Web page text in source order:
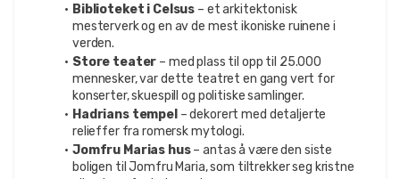
Biblioteket i Celsus – et arkitektonisk
mesterverk og en av de mest ikoniske ruinene i
verden.
Store teater – med plass til opp til 25.000
mennesker, var dette teatret en gang vert for
konserter, skuespill og politiske samlinger.
Hadrians tempel – dekorert med detaljerte
relieffer fra romersk mytologi.
Jomfru Marias hus – antas å være den siste
boligen til Jomfru Maria, som tiltrekker seg kristne